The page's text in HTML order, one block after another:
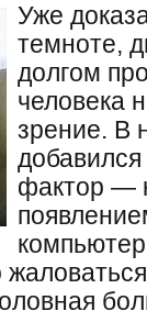
Уже
темноте,
долгом
человека
зрение. В
фактор —